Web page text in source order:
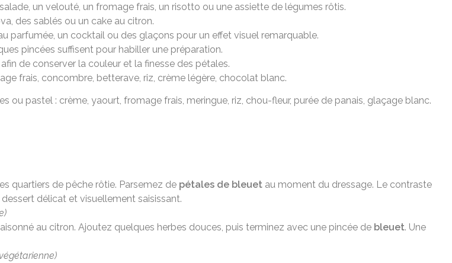
un velouté, un fromage frais, un risotto ou une assiette de légumes rôtis.
des sablés ou un cake au citron.
parfumée, un cocktail ou des glaçons pour un effet visuel remarquable.
pincées suffisent pour habiller une préparation.
de conserver la couleur et la finesse des pétales.
frais, concombre, betterave, riz, crème légère, chocolat blanc.
ou pastel : crème, yaourt, fromage frais, meringue, riz, chou-fleur, purée de panais, glaçage blanc.
quartiers de pêche rôtie. Parsemez de pétales de bleuet au moment du dressage. Le contraste
délicat et visuellement saisissant.
au citron. Ajoutez quelques herbes douces, puis terminez avec une pincée de bleuet. Une